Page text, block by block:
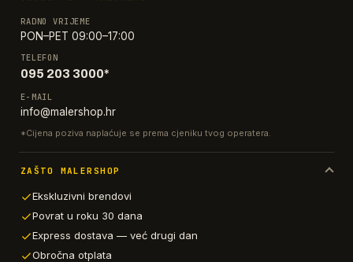
RADNO VRIJEME
PON–PET 09:00–17:00
TELEFON
095 203 3000*
E-MAIL
info@malershop.hr
*Cijena poziva naplaćuje se prema cjeniku tvog operatera.
ZAŠTO MALERSHOP
Ekskluzivni brendovi
Povrat u roku 30 dana
Express dostava — već drugi dan
Obročna otplata